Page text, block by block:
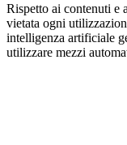
Rispetto ai contenuti e
vietata ogni
intelligenza artificiale
utilizzare mezzi